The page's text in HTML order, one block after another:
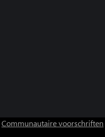
Communautaire voorschriften